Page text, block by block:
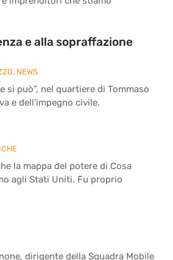
e alla sopraffazione
, NEWS
si può”, nel quartiere di Tommaso
e dell’impegno civile.
la mappa del potere di Cosa
agli Stati Uniti. Fu proprio
dirigente della Squadra Mobile